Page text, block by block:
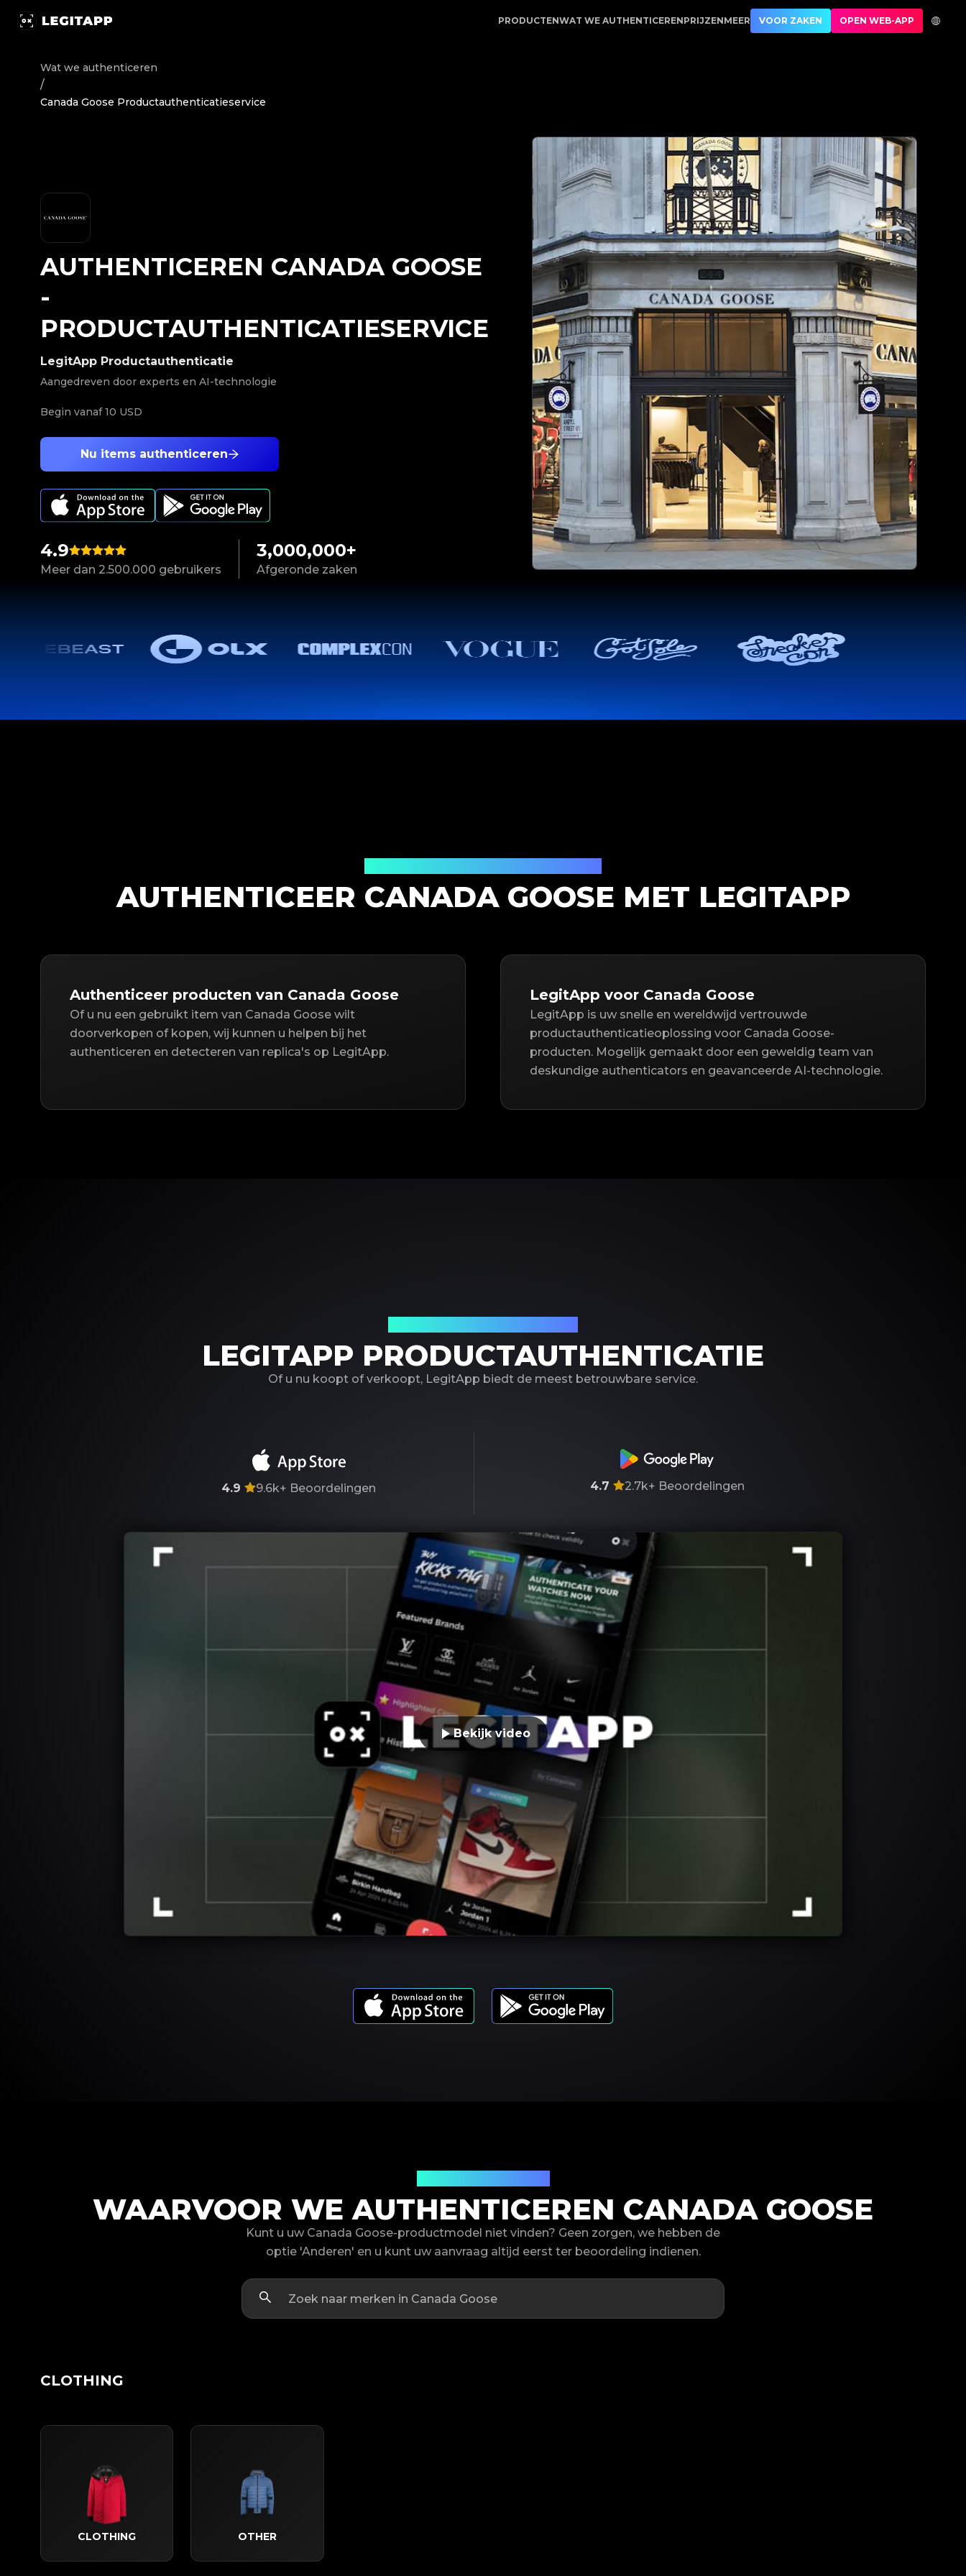
Authenticeren Canada Goose - Productauthenticatieservice | LegitApp | Uw betrouwbare partner voor luxe productauthenticatie | No.1 Best Authentication
PRODUCTENWAT WE AUTHENTICERENPRIJZENMEER VOOR ZAKEN OPEN WEB-APP
Wat we authenticeren
/
Canada Goose Productauthenticatieservice
4.9
Meer dan 2.500.000 gebruikers
3,000,000+
Afgeronde zaken
Nu items authenticeren
LegitApp Productauthenticatie
Aangedreven door experts en AI-technologie
Begin vanaf10 USD
AUTHENTICEREN CANADA GOOSE
-
PRODUCTAUTHENTICATIESERVICE
AUTHENTICEER CANADA GOOSE MET LEGITAPP
Authenticeer producten van Canada Goose
Of u nu een gebruikt item van Canada Goose wilt
doorverkopen of kopen, wij kunnen u helpen bij het
authenticeren en detecteren van replica's op LegitApp.
LegitApp voor Canada Goose
LegitApp is uw snelle en wereldwijd vertrouwde
productauthenticatieoplossing voor Canada Goose-
producten. Mogelijk gemaakt door een geweldig team van
deskundige authenticators en geavanceerde AI-technologie.
LEGITAPP PRODUCTAUTHENTICATIE
Of u nu koopt of verkoopt, LegitApp biedt de meest betrouwbare service.
4.9 9.6k+ Beoordelingen 4.7 2.7k+ Beoordelingen
Bekijk video
WAARVOOR WE AUTHENTICEREN CANADA GOOSE
Kunt u uw Canada Goose-productmodel niet vinden? Geen zorgen, we hebben de
optie 'Anderen' en u kunt uw aanvraag altijd eerst ter beoordeling indienen.
CLOTHING
CLOTHING OTHER